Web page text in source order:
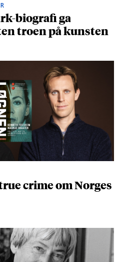
biografi ga
troen på kunsten
crime om Norges